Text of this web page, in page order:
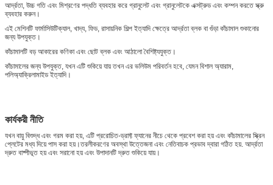
আর্দ্রতা, উচ্চ গতি এবং মিশ্রণের পদ্ধতি ব্যবহার করে গ্রানুলেট এবং গ্রানুলেটকে এক্সট্রুড এবং কম্পন করতে স্ক্রু
ব্যবহার করুন।
এই মেশিনটি ফার্মাসিউটিক্যাল, খাদ্য, ফিড, রাসায়নিক শিল্প ইত্যাদি ক্ষেত্রে আর্দ্রতা ব্লক বা গুঁড়া কাঁচামাল শুকানোর
জন্য উপযুক্ত।
কাঁচামালটি বড় আকারের কণিকা এবং ছোট ব্লক এবং আঠালো বৈশিষ্ট্যযুক্ত।
কাঁচামালের জন্য উপযুক্ত, যখন এটি শুকিয়ে যায় তখন এর ভলিউম পরিবর্তন হবে, যেমন বিশাল অ্যারাম,
পলিঅ্যাক্রিলামাইড ইত্যাদি।
কার্যকরী নীতি
যখন বায়ু বিশুদ্ধ এবং গরম করা হয়, এটি প্ররোচিত-ড্রাফ্ট ফ্যানের নীচে থেকে প্রবেশ করা হয় এবং কাঁচামালের স্ক্রিন
প্লেটের মধ্য দিয়ে পাস করা হয়।তরলীকরণের অবস্থা উত্তেজনা এবং নেতিবাচক প্রভাব দ্বারা গঠিত হয়. আর্দ্রতা
দ্রুত বাষ্পীভূত হয় এবং সরানো হয় এবং উপাদানটি দ্রুত শুকিয়ে যায়।